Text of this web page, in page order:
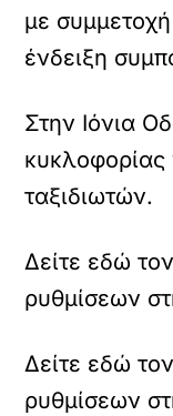
με
ένδειξη
Στην Ιόνια
κυκλοφορίας
ταξιδιωτών.
Δείτε εδώ
ρυθμίσεων
Δείτε εδώ
ρυθμίσεων